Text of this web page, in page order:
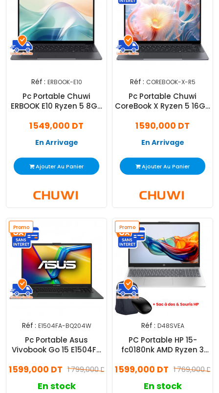
Réf : ERBOOK-E10
Pc Portable Chuwi
ERBOOK E10 Ryzen 5 8Go
1 549,000 DT
En Arrivage
Ajouter Au Panier
Réf : COREBOOK-X-R5
Pc Portable Chuwi
CoreBook X Ryzen 5 16Go
1 590,000 DT
En Arrivage
Ajouter Au Panier
Promo
Réf : E1504FA-BQ204W
Pc Portable Asus
Vivobook Go 15 E1504FA
SSD Windows 111 799,000 DT
1 599,000 DT
En stock
Promo
Réf : D48SVEA
PC Portable HP 15-
fc0180nk AMD Ryzen 3
1 769,000 DT
1 599,000 DT
En stock